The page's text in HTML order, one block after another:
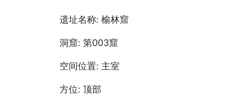
遗址名称: 榆林窟
洞窟: 第003窟
空间位置: 主室
方位: 顶部